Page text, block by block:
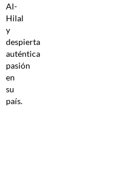
Al-
Hilal
y
despierta
auténtica
pasión
en
su
país.